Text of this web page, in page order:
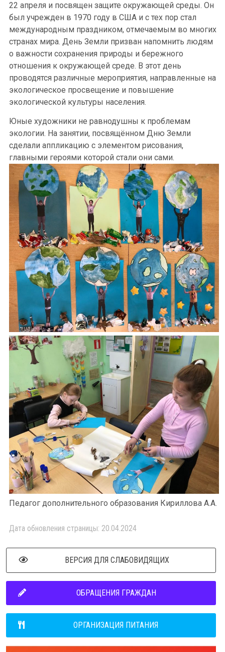
22 апреля и посвящен защите окружающей среды. Он
был учрежден в 1970 году в США и с тех пор стал
международным праздником, отмечаемым во многих
странах мира. День Земли призван напомнить людям
о важности сохранения природы и бережного
отношения к окружающей среде. В этот день
проводятся различные мероприятия, направленные на
экологическое просвещение и повышение
экологической культуры населения.
Юные художники не равнодушны к проблемам
экологии. На занятии, посвящённом Дню Земли
сделали аппликацию с элементом рисования,
главными героями которой стали они сами.
Педагог дополнительного образования Кириллова А.А.
Дата обновления страницы: 20.04.2024
ВЕРСИЯ ДЛЯ СЛАБОВИДЯЩИХ
ОБРАЩЕНИЯ ГРАЖДАН
ОРГАНИЗАЦИЯ ПИТАНИЯ